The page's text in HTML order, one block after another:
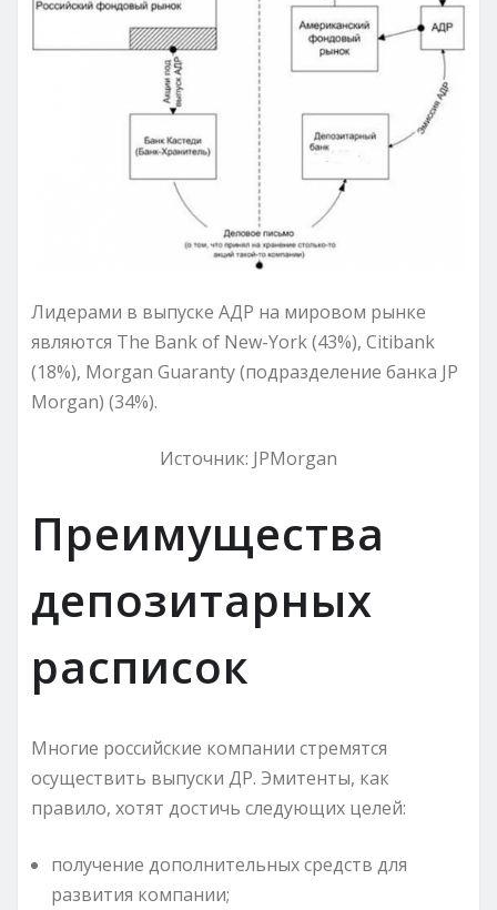
Лидерами в выпуске АДР на мировом рынке
являются The Bank of New-York (43%), Citibank
(18%), Morgan Guaranty (подразделение банка JP
Morgan) (34%).
Источник: JPMorgan
Преимущества
депозитарных
расписок
Многие российские компании стремятся
осуществить выпуски ДР. Эмитенты, как
правило, хотят достичь следующих целей:
получение дополнительных средств для
развития компании;